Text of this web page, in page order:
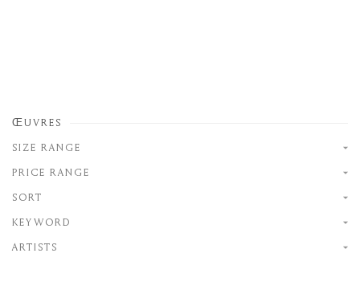
ŒUVRES
SIZE RANGE
PRICE RANGE
SORT
KEYWORD
ARTISTS